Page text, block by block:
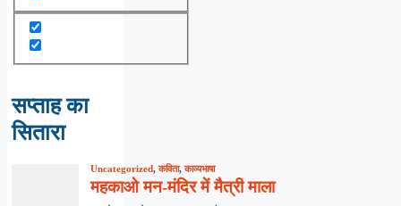
सप्ताह का
सितारा
Uncategorized,कविता,काव्यभाषा
महकाओ मन-मंदिर में मैत्री माला